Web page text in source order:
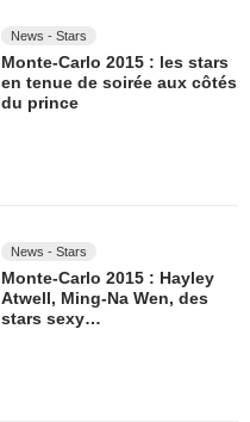
News - Stars
Monte-Carlo 2015 : les stars
en tenue de soirée aux côtés
du prince
News - Stars
Monte-Carlo 2015 : Hayley
Atwell, Ming-Na Wen, des
stars sexy…